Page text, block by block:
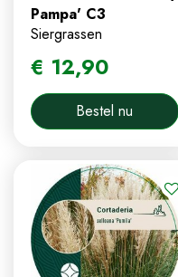
Pampa' C3
Siergrassen
€ 12,90
Bestel nu